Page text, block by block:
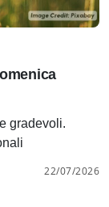
gradevoli.
22/07/2026